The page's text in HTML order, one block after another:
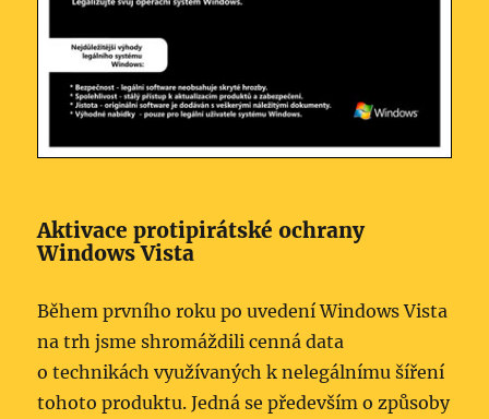
Aktivace protipirátské ochrany
Windows Vista
Během prvního roku po uvedení Windows Vista
na trh jsme shromáždili cenná data
o technikách využívaných k nelegálnímu šíření
tohoto produktu. Jedná se především o způsoby